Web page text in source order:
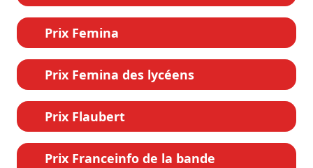
Prix Femina
Prix Femina des lycéens
Prix Flaubert
Prix Franceinfo de la bande